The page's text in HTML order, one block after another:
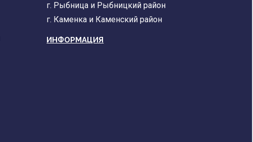
г. Рыбница и Рыбницкий район
г. Каменка и Каменский район
ИНФОРМАЦИЯ